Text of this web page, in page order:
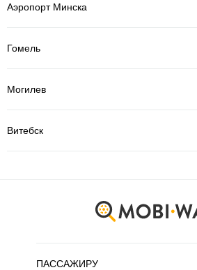
Аэропорт Минска
Гомель
Могилев
Витебск
ПАССАЖИРУ